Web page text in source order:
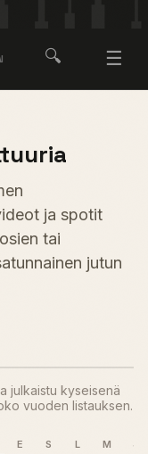
🔍 ☰
ja spotit
tai
jutun
julkaistu kyseisenä
vuoden listauksen.
E S L M J